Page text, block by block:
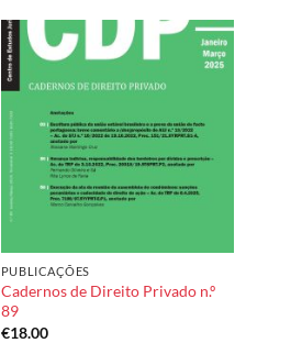
PUBLICAÇÕES
Cadernos de Direito Privado n.º
89
€18.00